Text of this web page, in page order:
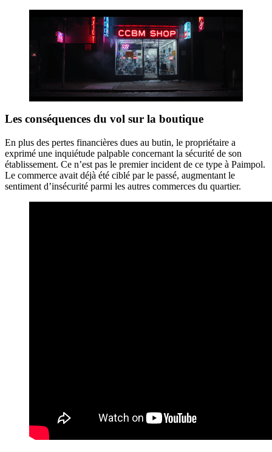
Les conséquences du vol sur la boutique
En plus des pertes financières dues au butin, le propriétaire a
exprimé une inquiétude palpable concernant la sécurité de son
établissement. Ce n’est pas le premier incident de ce type à Paimpol.
Le commerce avait déjà été ciblé par le passé, augmentant le
sentiment d’insécurité parmi les autres commerces du quartier.